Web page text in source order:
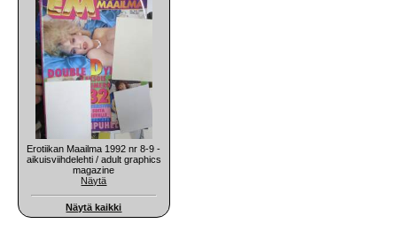
Erotiikan Maailma 1992 nr 8-9 -
aikuisviihdelehti / adult graphics
magazine
Näytä
Näytä kaikki